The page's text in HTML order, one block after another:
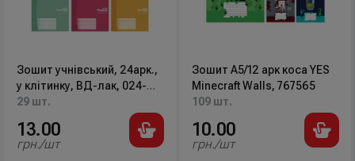
Зошит учнівський, 24арк.,
у клітинку, ВД-лак, 024-
3643K Школярик
29 шт.
13.00
грн./шт
Зошит А5/12 арк коса YES
Minecraft Walls, 767565
109 шт.
10.00
грн./шт